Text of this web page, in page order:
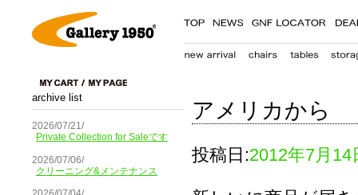
archive list
2026/07/21/
Private Collection for Saleです
2026/07/06/
クリーニング&メンテナンス
アメリカから
投稿日:2012年7月14